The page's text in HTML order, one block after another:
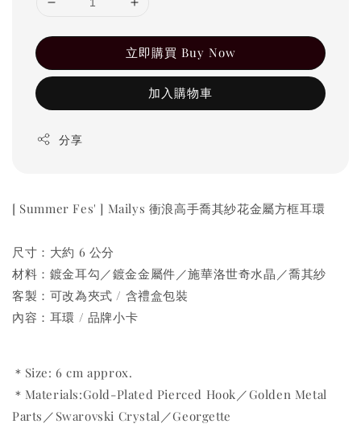
立即購買 Buy Now
加入購物車
分享
[ Summer Fes' ] Mailys 衝浪高手喬其紗花金屬方框耳環
尺寸：大約 6 公分
材料：鍍金耳勾／鍍金金屬件／施華洛世奇水晶／喬其紗
客製：可改為夾式 / 含禮盒包裝
內容：耳環 / 品牌小卡
＊Size: 6 cm approx.
＊Materials:Gold-Plated Pierced Hook／Golden Metal
Parts／Swarovski Crystal／Georgette